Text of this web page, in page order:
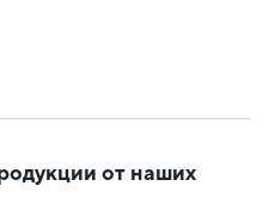
от наших